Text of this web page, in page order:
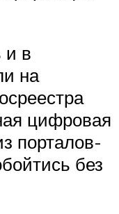
и в
на
цифровая
порталов-
без